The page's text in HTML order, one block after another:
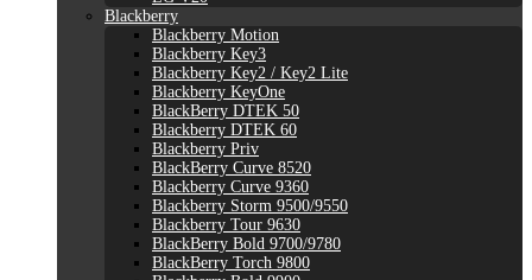
Blackberry
Blackberry Motion
Blackberry Key3
Blackberry Key2 / Key2 Lite
Blackberry KeyOne
BlackBerry DTEK 50
Blackberry DTEK 60
Blackberry Priv
BlackBerry Curve 8520
Blackberry Curve 9360
Blackberry Storm 9500/9550
Blackberry Tour 9630
BlackBerry Bold 9700/9780
BlackBerry Torch 9800